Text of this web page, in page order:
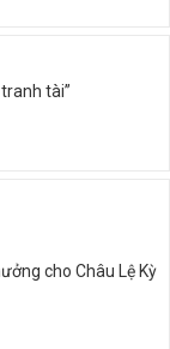
tài”
cho Châu Lệ Kỳ